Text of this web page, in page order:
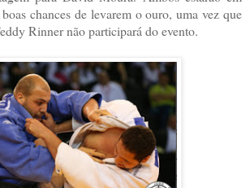
chances de levarem o ouro, uma vez que
Rinner não participará do evento.